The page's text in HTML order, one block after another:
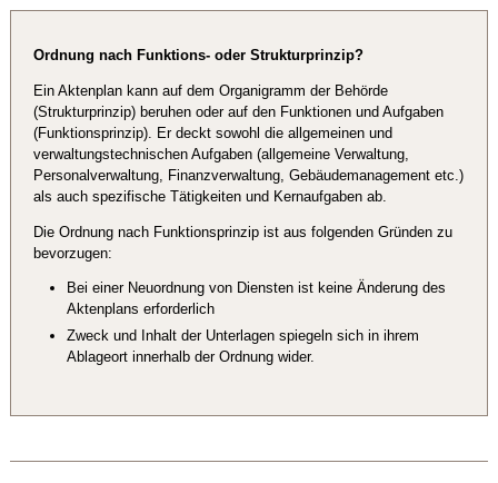
Ordnung nach Funktions- oder Strukturprinzip?
Ein Aktenplan kann auf dem Organigramm der Behörde
(Strukturprinzip) beruhen oder auf den Funktionen und Aufgaben
(Funktionsprinzip). Er deckt sowohl die allgemeinen und
verwaltungstechnischen Aufgaben (allgemeine Verwaltung,
Personalverwaltung, Finanzverwaltung, Gebäudemanagement etc.)
als auch spezifische Tätigkeiten und Kernaufgaben ab.
Die Ordnung nach Funktionsprinzip ist aus folgenden Gründen zu
bevorzugen:
Bei einer Neuordnung von Diensten ist keine Änderung des
Aktenplans erforderlich
Zweck und Inhalt der Unterlagen spiegeln sich in ihrem
Ablageort innerhalb der Ordnung wider.